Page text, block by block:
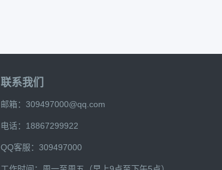
联系我们
邮箱：309497000@qq.com
电话：18867299922
QQ客服：309497000